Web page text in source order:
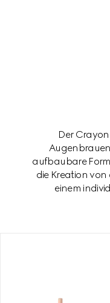
Der Crayon
aufbaubare
die Kreation
einem